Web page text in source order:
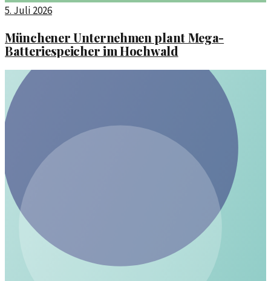
5. Juli 2026
Münchener Unternehmen plant Mega-
Batteriespeicher im Hochwald